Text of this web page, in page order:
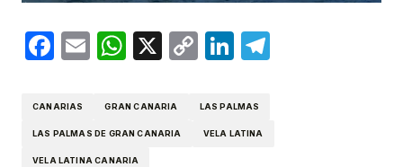
Facebook
EmailWhatsApp
X
CopyLinkedIn
CANARIAS GRAN CANARIA LAS PALMAS
LAS PALMAS DE GRAN CANARIA VELA LATINA
VELA LATINA CANARIA